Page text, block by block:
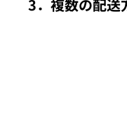
3．複数の配送